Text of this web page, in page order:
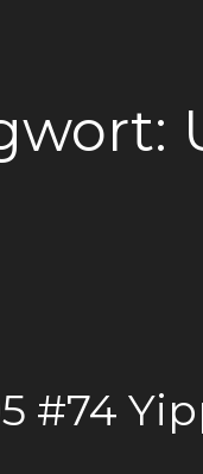
#74